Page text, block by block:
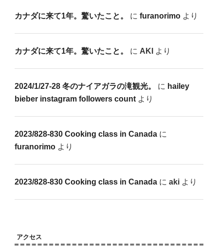
カナダに来て1年。驚いたこと。 に furanorimo より
カナダに来て1年。驚いたこと。 に AKI より
2024/1/27-28 冬のナイアガラの滝観光。 に hailey
bieber instagram followers count より
2023/828-830 Cooking class in Canada に
furanorimo より
2023/828-830 Cooking class in Canada に aki より
アクセス